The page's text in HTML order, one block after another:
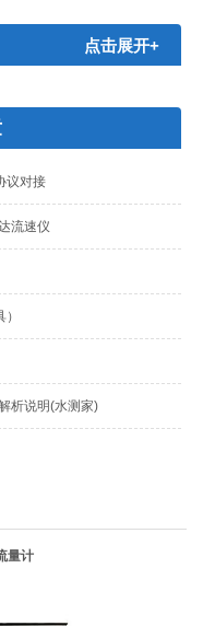
点击展开+
议对接
流速仪
析说明(水测家)
量计